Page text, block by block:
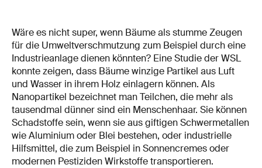
Wäre es nicht super, wenn Bäume als stumme Zeugen
für die Umweltverschmutzung zum Beispiel durch eine
Industrieanlage dienen könnten? Eine Studie der WSL
konnte zeigen, dass Bäume winzige Partikel aus Luft
und Wasser in ihrem Holz einlagern können. Als
Nanopartikel bezeichnet man Teilchen, die mehr als
tausendmal dünner sind ein Menschenhaar. Sie können
Schadstoffe sein, wenn sie aus giftigen Schwermetallen
wie Aluminium oder Blei bestehen, oder industrielle
Hilfsmittel, die zum Beispiel in Sonnencremes oder
modernen Pestiziden Wirkstoffe transportieren.